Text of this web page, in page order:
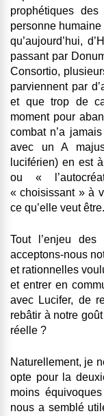
prophétiques
personne
qu’aujourd’hui,
passant par
Consortio,
parviennent par
et que trop de
moment pour
combat n’a
avec un A
luciférien) en est
ou «
« choisissant » à
ce qu’elle veut être.
Tout l’enjeu
acceptons-nous
et rationnelles
et entrer en
avec Lucifer, de
rebâtir à notre
réelle ?
Naturellement, je
opte pour la
moins
nous a semblé